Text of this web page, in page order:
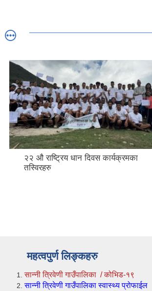
२२ औ राष्ट्रिय धान दिवस कार्यक्रमका
तस्विरहरु
महत्वपुर्ण लिङ्कहरु
सान्नी त्रिवेणी गाउँपालिका / कोभिड-१९
सान्नी त्रिवेणी गाउँपालिका स्वास्थ्य प्रोफाईल